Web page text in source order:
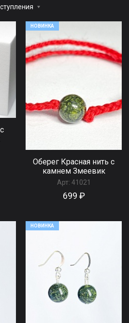
НОВИНКА
Оберег Красная нить с
камнем Змеевик
Арт: 41021
699 ₽
НОВИНКА